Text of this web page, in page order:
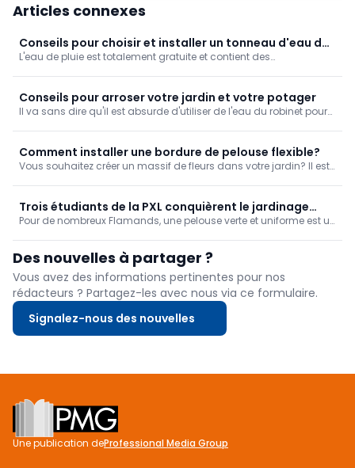
Articles connexes
Conseils pour choisir et installer un tonneau d'eau de
pluie
L'eau de pluie est totalement gratuite et contient des
est idéale pour laver sa voiture sans laisser de traces...
Conseils pour arroser votre jardin et votre potager
Il va sans dire qu'il est absurde d'utiliser de l'eau du robinet pour
récupération de l'eau de pluie.
Comment installer une bordure de pelouse flexible?
Vous souhaitez créer un massif de fleurs dans votre jardin? Il est
bordure flexible, vous pouvez donner à votre massif la forme que
vous souhaitez. Mais comment installer ce type de bordure?
Trois étudiants de la PXL conquièrent le jardinage
avec leur remède pour gazon.
Pour de nombreux Flamands, une pelouse verte et uniforme est un
cela. Avec SEEDL, ils ont ...
Des nouvelles à partager ?
Vous avez des informations pertinentes pour nos
rédacteurs ? Partagez-les avec nous via ce formulaire.
Signalez-nous des nouvelles
Footer
Une publication deProfessional Media Group